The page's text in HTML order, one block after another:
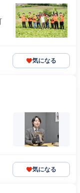
気になる
気になる